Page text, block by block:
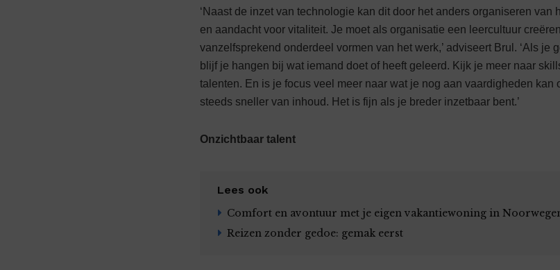
‘Naast de inzet van technologie kan dit door het anders organiseren van
en aandacht voor vitaliteit. Je moet als organisatie een leercultuur
vanzelfsprekend onderdeel vormen van het werk,’ adviseert Brul. ‘Als je
blijf je hangen bij wat iemand doet of heeft geleerd. Kijk je meer naar
talenten. En is je focus veel meer naar wat je nog aan vaardigheden kan
steeds sneller van inhoud. Het is fijn als je breder inzetbaar bent.’
Onzichtbaar talent
Lees ook
Comfort en avontuur met je eigen vakantiewoning in
Reizen zonder gedoe: gemak eerst